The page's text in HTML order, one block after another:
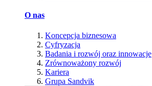
O nas
Koncepcja biznesowa
Cyfryzacja
Badania i rozwój oraz innowacje
Zrównoważony rozwój
Kariera
Grupa Sandvik